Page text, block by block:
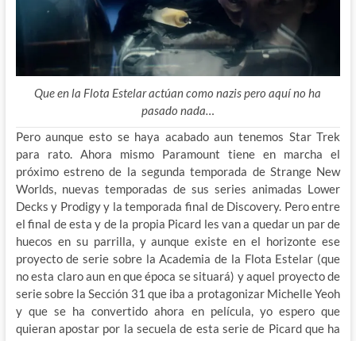
Que en la Flota Estelar actúan como nazis pero aquí no ha
pasado nada…
Pero aunque esto se haya acabado aun tenemos Star Trek
para rato. Ahora mismo Paramount tiene en marcha el
próximo estreno de la segunda temporada de Strange New
Worlds, nuevas temporadas de sus series animadas Lower
Decks y Prodigy y la temporada final de Discovery. Pero entre
el final de esta y de la propia Picard les van a quedar un par de
huecos en su parrilla, y aunque existe en el horizonte ese
proyecto de serie sobre la Academia de la Flota Estelar (que
no esta claro aun en que época se situará) y aquel proyecto de
serie sobre la Sección 31 que iba a protagonizar Michelle Yeoh
y que se ha convertido ahora en película, yo espero que
quieran apostar por la secuela de esta serie de Picard que ha